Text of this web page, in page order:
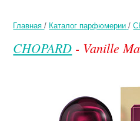
Главная / Каталог парфюмерии /
CHOPARD - Vanille